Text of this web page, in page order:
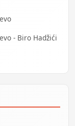
- Biro Hadžići